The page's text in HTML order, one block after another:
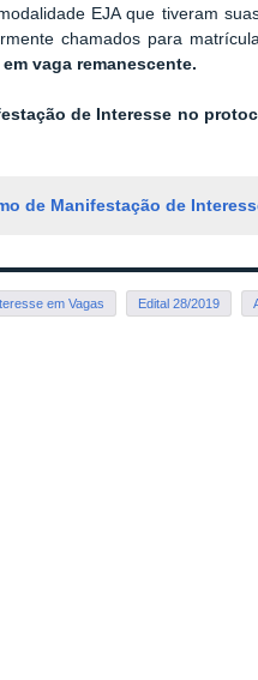
EJA que tiveram
chamados para
vaga remanescente.
de Interesse no
de Manifestação de
em Vagas Edital 28/2019